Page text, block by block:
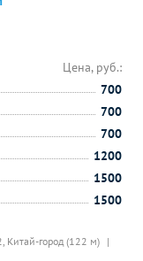
Китай-город (122 м)
Цена, руб.:
700
700
700
1200
1500
1500